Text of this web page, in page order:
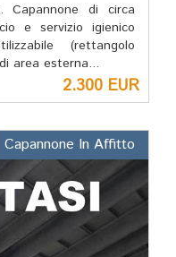
Capannone di circa
e servizio igienico
(rettangolo
area esterna...
2.300 EUR
Capannone In Affitto